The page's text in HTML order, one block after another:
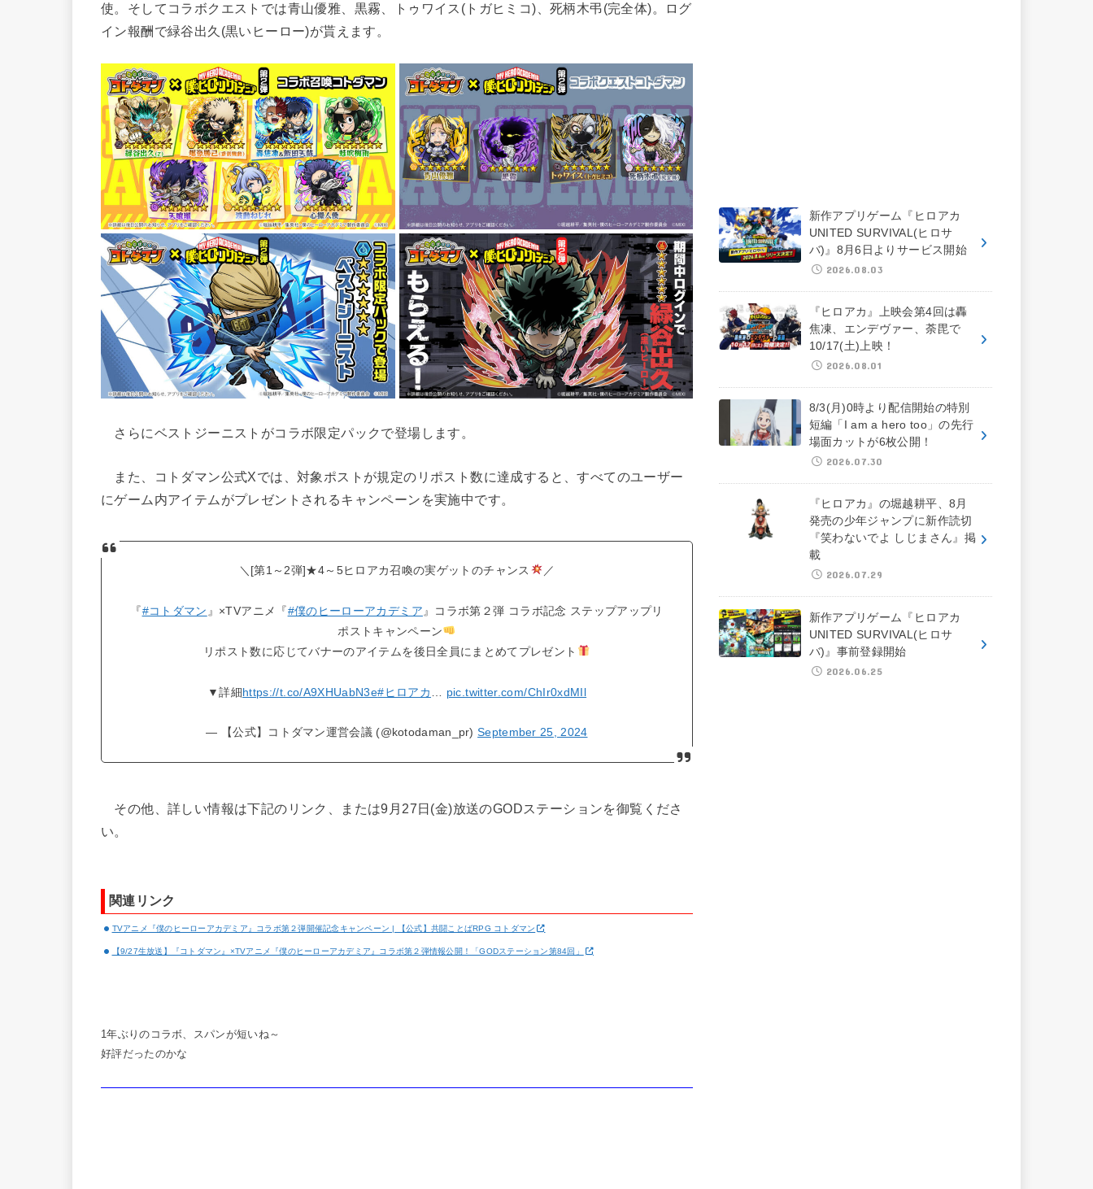
使。そしてコラボクエストでは青山優雅、黒霧、トゥワイス(トガヒミコ)、死柄木弔(完全体)。ログ
イン報酬で緑谷出久(黒いヒーロー)が貰えます。
さらにベストジーニストがコラボ限定パックで登場します。
また、コトダマン公式Xでは、対象ポストが規定のリポスト数に達成すると、すべてのユーザー
にゲーム内アイテムがプレゼントされるキャンペーンを実施中です。
＼[第1～2弾]★4～5ヒロアカ召喚の実ゲットのチャンス ／
『#コトダマン 』×TVアニメ『#僕のヒーローアカデミア 』コラボ第２弾 コラボ記念 ステップアップリ
ポストキャンペーン
リポスト数に応じてバナーのアイテムを後日全員にまとめてプレゼント
▼詳細https://t.co/A9XHUabN3e#ヒロアカ pic.twitter.com/ChIr0xdMIl
— 【公式】コトダマン運営会議 (@kotodaman_pr)September 25, 2024
その他、詳しい情報は下記のリンク、または9月27日(金)放送のGODステーションを御覧くださ
い。
関連リンク
TVアニメ『僕のヒーローアカデミア』コラボ第２弾開催記念キャンペーン | 【公式】共闘ことばRPG コトダマン
【9/27生放送】『コトダマン』×TVアニメ『僕のヒーローアカデミア』コラボ第２弾情報公開！「GODステーション第84回」
1年ぶりのコラボ、スパンが短いね～
好評だったのかな
新作アプリゲーム『ヒロアカ
UNITED SURVIVAL(ヒロサ
バ)』8月6日よりサービス開始
2026.08.03
『ヒロアカ』上映会第4回は轟
焦凍、エンデヴァー、荼毘で
10/17(土)上映！
2026.08.01
8/3(月)0時より配信開始の特別
短編「I am a hero too」の先行
場面カットが6枚公開！
2026.07.30
『ヒロアカ』の堀越耕平、8月
発売の少年ジャンプに新作読切
『笑わないでよ しじまさん』掲
載
2026.07.29
新作アプリゲーム『ヒロアカ
UNITED SURVIVAL(ヒロサ
バ)』事前登録開始
2026.06.25